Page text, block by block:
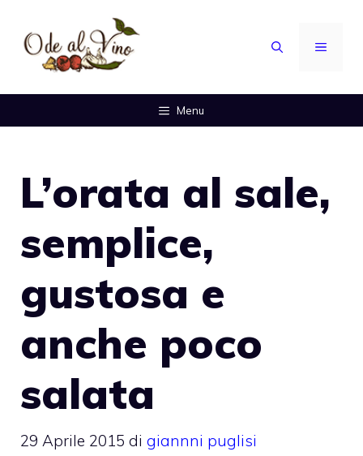
contenuto
MENU
Menu
L’orata al sale,
semplice,
gustosa e
anche poco
salata
29 Aprile 2015 di giannni puglisi